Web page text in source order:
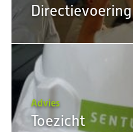
Directievoering
Advies
Toezicht